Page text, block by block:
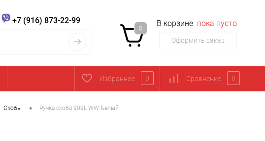
+7 (916) 873-22-99
0
В корзине пока пусто
Оформить заказ
Избранное 0 Сравнение 0
Скобы • Ручка скоба 909L WW Белый